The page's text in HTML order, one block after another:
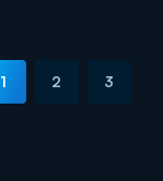
1 2 3